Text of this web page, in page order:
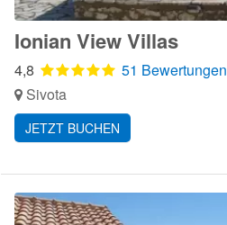
Ionian View Villas
4,8
51 Bewertungen
Sivota
JETZT BUCHEN